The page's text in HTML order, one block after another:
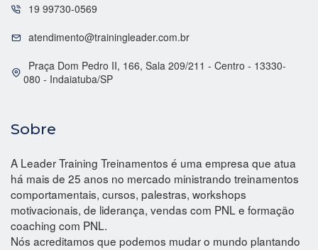
19 99730-0569
atendimento@trainingleader.com.br
Praça Dom Pedro II, 166, Sala 209/211 - Centro - 13330-
080 - Indaiatuba/SP
Sobre
A Leader Training Treinamentos é uma empresa que atua
há mais de 25 anos no mercado ministrando treinamentos
comportamentais, cursos, palestras, workshops
motivacionais, de liderança, vendas com PNL e formação
coaching com PNL.
Nós acreditamos que podemos mudar o mundo plantando